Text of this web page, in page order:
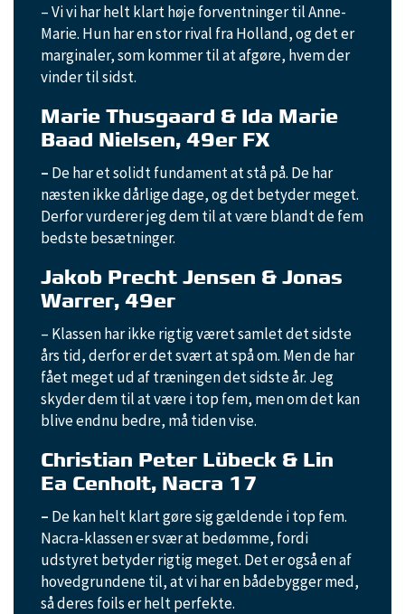
– Vi vi har helt klart høje forventninger til Anne-
Marie. Hun har en stor rival fra Holland, og det er
marginaler, som kommer til at afgøre, hvem der
vinder til sidst.
Marie Thusgaard & Ida Marie
Baad Nielsen, 49er FX
– De har et solidt fundament at stå på. De har
næsten ikke dårlige dage, og det betyder meget.
Derfor vurderer jeg dem til at være blandt de fem
bedste besætninger.
Jakob Precht Jensen & Jonas
Warrer, 49er
– Klassen har ikke rigtig været samlet det sidste
års tid, derfor er det svært at spå om. Men de har
fået meget ud af træningen det sidste år. Jeg
skyder dem til at være i top fem, men om det kan
blive endnu bedre, må tiden vise.
Christian Peter Lübeck & Lin
Ea Cenholt, Nacra 17
– De kan helt klart gøre sig gældende i top fem.
Nacra-klassen er svær at bedømme, fordi
udstyret betyder rigtig meget. Det er også en af
hovedgrundene til, at vi har en bådebygger med,
så deres foils er helt perfekte.